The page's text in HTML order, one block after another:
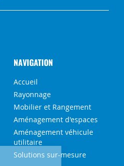
NAVIGATION
Accueil
Rayonnage
Mobilier et Rangement
Aménagement d'espaces
Aménagement véhicule
utilitaire
Solutions sur-mesure